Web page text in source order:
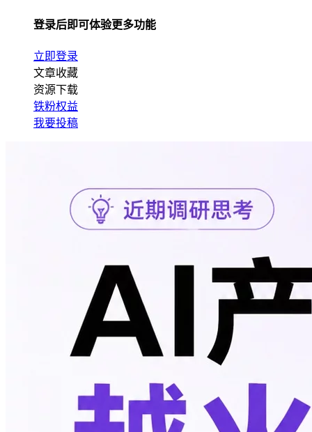
登录后即可体验更多功能
立即登录
文章收藏
资源下载
铁粉权益
我要投稿